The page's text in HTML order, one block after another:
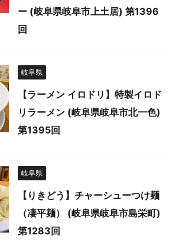
ー (岐阜県岐阜市上土居) 第1396
回
岐阜県
【ラーメン イロドリ】特製イロド
リラーメン (岐阜県岐阜市北一色)
第1395回
岐阜県
【りきどう】チャーシューつけ麺
（凄平麺） (岐阜県岐阜市島栄町)
第1283回